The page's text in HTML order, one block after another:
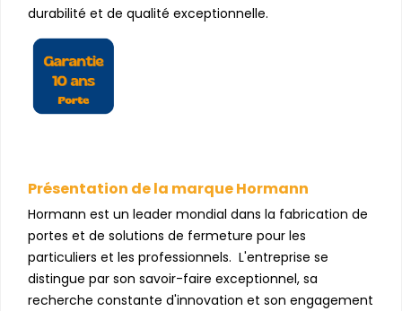
durabilité et de qualité exceptionnelle.
Présentation de la marque Hormann
Hormann est un leader mondial dans la fabrication de
portes et de solutions de fermeture pour les
particuliers et les professionnels. L'entreprise se
distingue par son savoir-faire exceptionnel, sa
recherche constante d'innovation et son engagement